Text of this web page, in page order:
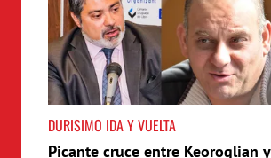
DURISIMO IDA Y VUELTA
Picante cruce entre Keoroglian y